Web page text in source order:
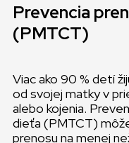
Prevencia
(PMTCT)
Viac ako 90 % detí
od svojej matky v
alebo kojenia.
dieťa (PMTCT)
prenosu na menej